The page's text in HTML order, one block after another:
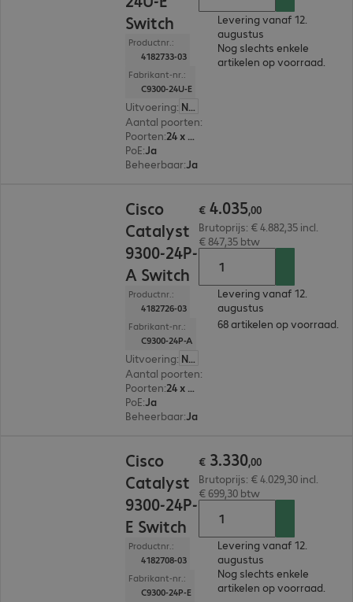
Switch
Productnr.:
4182733-03
Fabrikant-nr.:
C9300-24U-E
Uitvoering:
Nederland
Aantal poorten:
Poorten:
24 x 10/100/1000 RJ45
PoE:Ja
Beheerbaar:Ja
Levering vanaf 12.
augustus
Nog slechts enkele
artikelen op voorraad.
Cisco
Catalyst
9300-24P-
A Switch
Productnr.:
4182726-03
Fabrikant-nr.:
C9300-24P-A
Uitvoering:
Nederland
Aantal poorten:
Poorten:
24 x 10/100/1000 RJ45
PoE:Ja
Beheerbaar:Ja
€ 4.035,00
Brutoprijs: € 4.882,35 incl.
€ 847,35 btw
Levering vanaf 12.
augustus
68 artikelen op voorraad.
Cisco
Catalyst
9300-24P-
E Switch
Productnr.:
4182708-03
Fabrikant-nr.:
C9300-24P-E
€ 3.330,00
Brutoprijs: € 4.029,30 incl.
€ 699,30 btw
Levering vanaf 12.
augustus
Nog slechts enkele
artikelen op voorraad.